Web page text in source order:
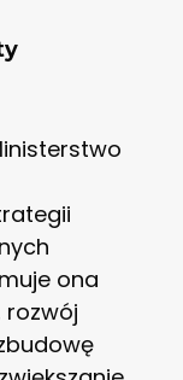
ona
rozwój